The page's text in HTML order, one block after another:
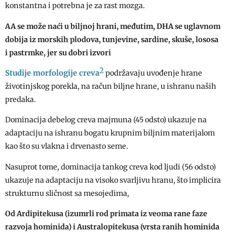
konstantna i potrebna je za rast mozga.
AA se može naći u biljnoj hrani, međutim, DHA se uglavnom
dobija iz morskih plodova, tunjevine, sardine, skuše, lososa
i pastrmke, jer su dobri izvori
Studije morfologije creva2 podržavaju uvođenje hrane
životinjskog porekla, na račun biljne hrane, u ishranu naših
predaka.
Dominacija debelog creva majmuna (45 odsto) ukazuje na
adaptaciju na ishranu bogatu krupnim biljnim materijalom
kao što su vlakna i drvenasto seme.
Nasuprot tome, dominacija tankog creva kod ljudi (56 odsto)
ukazuje na adaptaciju na visoko svarljivu hranu, što implicira
strukturnu sličnost sa mesojedima,
Od Ardipitekusa (izumrli rod primata iz veoma rane faze
razvoja hominida) i Australopitekusa (vrsta ranih hominida